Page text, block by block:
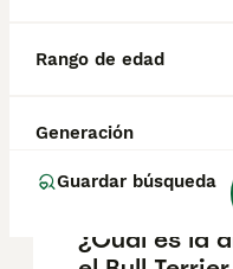
Rango de edad
Generación
Guardar búsqueda
¿Qué
terrier
¿Cuál es la